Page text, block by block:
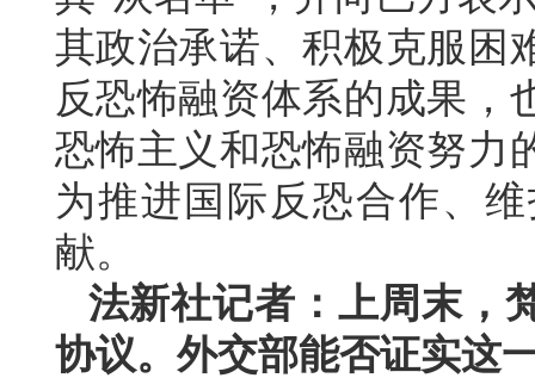
其政治承诺、积极克服困
反恐怖融资体系的成果，
恐怖主义和恐怖融资努力
为推进国际反恐合作、
献。
法新社记者：上周末，
协议。外交部能否证实这